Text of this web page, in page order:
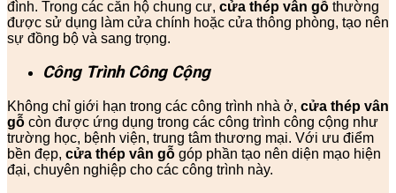
đình. Trong các căn hộ chung cư, cửa thép vân gỗ thường
được sử dụng làm cửa chính hoặc cửa thông phòng, tạo nên
sự đồng bộ và sang trọng.
Công Trình Công Cộng
Không chỉ giới hạn trong các công trình nhà ở, cửa thép vân
gỗ còn được ứng dụng trong các công trình công cộng như
trường học, bệnh viện, trung tâm thương mại. Với ưu điểm
bền đẹp, cửa thép vân gỗ góp phần tạo nên diện mạo hiện
đại, chuyên nghiệp cho các công trình này.